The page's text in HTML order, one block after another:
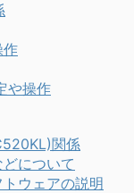
作
や操作
関係
について
ウェアの説明